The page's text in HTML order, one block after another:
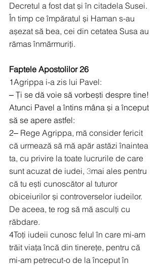
Decretul a fost dat și în citadela Susei.
În timp ce împăratul și Haman s-au
așezat să bea, cei din cetatea Susa au
rămas înmărmuriți.
Faptele Apostolilor 26
1Agrippa i-a zis lui Pavel:
‒ Ți se dă voie să vorbești despre tine!
Atunci Pavel a întins mâna și a început
să se apere astfel:
2‒ Rege Agrippa, mă consider fericit
că urmează să mă apăr astăzi înaintea
ta, cu privire la toate lucrurile de care
sunt acuzat de iudei, 3mai ales pentru
că tu ești cunoscător al tuturor
obiceiurilor și controverselor iudeilor.
De aceea, te rog să mă asculți cu
răbdare.
4Toți iudeii cunosc felul în care mi-am
trăit viața încă din tinerețe, pentru că
mi-am petrecut-o de la început în